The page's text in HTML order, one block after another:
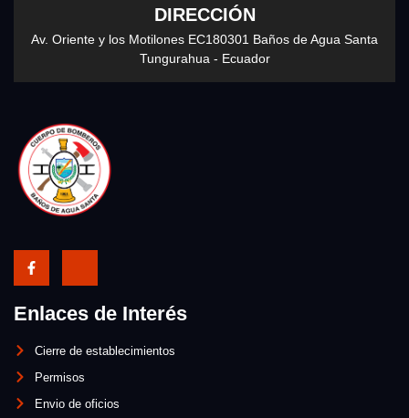
DIRECCIÓN
Av. Oriente y los Motilones EC180301 Baños de Agua Santa
Tungurahua - Ecuador
Enlaces de Interés
Cierre de establecimientos
Permisos
Envio de oficios